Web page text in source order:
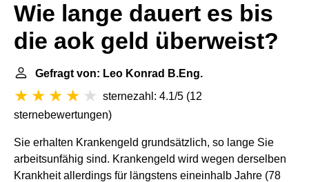
Wie lange dauert es bis
die aok geld überweist?
Gefragt von: Leo Konrad B.Eng.
sternezahl: 4.1/5 (12
sternebewertungen)
Sie erhalten Krankengeld grundsätzlich, so lange Sie
arbeitsunfähig sind. Krankengeld wird wegen derselben
Krankheit allerdings für längstens eineinhalb Jahre (78